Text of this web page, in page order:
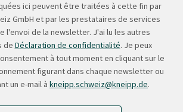
ici peuvent être traitées à cette fin par
GmbH et par les prestataires de services
l'envoi de la newsletter. J'ai lu les autres
de Déclaration de confidentialité. Je peux
à tout moment en cliquant sur le
figurant dans chaque newsletter ou
un e-mail à kneipp.schweiz@kneipp.de.